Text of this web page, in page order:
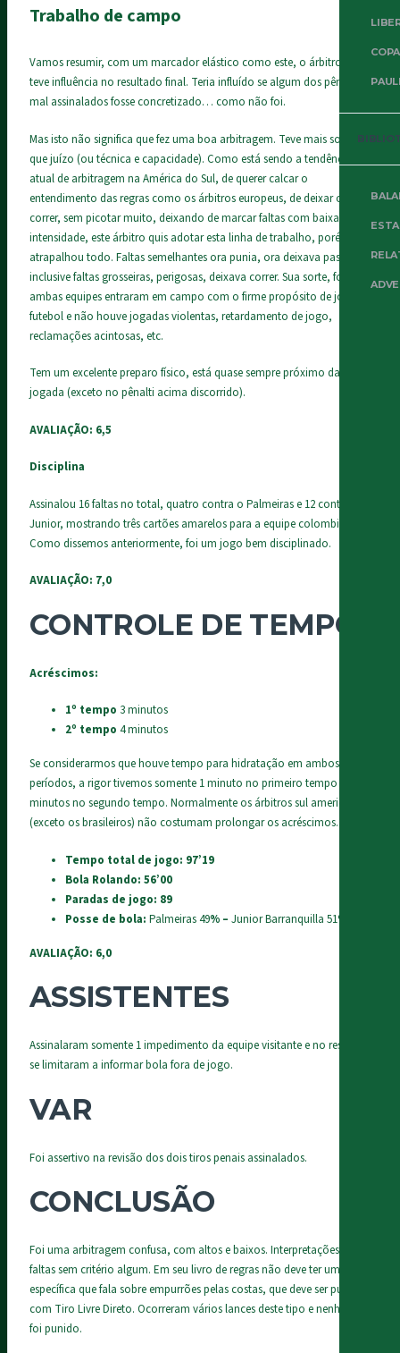
Trabalho de campo
Vamos resumir, com um marcador elástico como este, o árbitro não
teve influência no resultado final. Teria influído se algum dos pênaltis
mal assinalados fosse concretizado… como não foi.
Mas isto não significa que fez uma boa arbitragem. Teve mais sorte
que juízo (ou técnica e capacidade). Como está sendo a tendência
atual de arbitragem na América do Sul, de querer calcar o
entendimento das regras como os árbitros europeus, de deixar o jogo
correr, sem picotar muito, deixando de marcar faltas com baixa
intensidade, este árbitro quis adotar esta linha de trabalho, porém, se
atrapalhou todo. Faltas semelhantes ora punia, ora deixava passar,
inclusive faltas grosseiras, perigosas, deixava correr. Sua sorte, foi que
ambas equipes entraram em campo com o firme propósito de jogar
futebol e não houve jogadas violentas, retardamento de jogo,
reclamações acintosas, etc.
Tem um excelente preparo físico, está quase sempre próximo da
jogada (exceto no pênalti acima discorrido).
AVALIAÇÃO: 6,5
Disciplina
Assinalou 16 faltas no total, quatro contra o Palmeiras e 12 contra o
Junior, mostrando três cartões amarelos para a equipe colombiana.
Como dissemos anteriormente, foi um jogo bem disciplinado.
AVALIAÇÃO: 7,0
CONTROLE DE TEMPO
Acréscimos:
1º tempo 3 minutos
2º tempo 4 minutos
Se considerarmos que houve tempo para hidratação em ambos os
períodos, a rigor tivemos somente 1 minuto no primeiro tempo e 2
minutos no segundo tempo. Normalmente os árbitros sul americanos
(exceto os brasileiros) não costumam prolongar os acréscimos.
Tempo total de jogo: 97’19
Bola Rolando: 56’00
Paradas de jogo: 89
Posse de bola: Palmeiras 49% – Junior Barranquilla 51%
AVALIAÇÃO: 6,0
ASSISTENTES
Assinalaram somente 1 impedimento da equipe visitante e no restante
se limitaram a informar bola fora de jogo.
VAR
Foi assertivo na revisão dos dois tiros penais assinalados.
CONCLUSÃO
Foi uma arbitragem confusa, com altos e baixos. Interpretações de
faltas sem critério algum. Em seu livro de regras não deve ter uma
específica que fala sobre empurrões pelas costas, que deve ser punido
com Tiro Livre Direto. Ocorreram vários lances deste tipo e nenhum
foi punido.